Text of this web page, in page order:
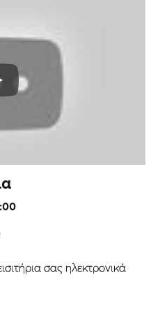
σας ηλεκτρονικά